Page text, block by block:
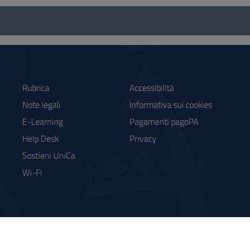
Rubrica
Note legali
E-Learning
Help Desk
Sostieni UniCa
Wi-Fi
Accessibilità
Informativa sui cookies
Pagamenti pagoPA
Privacy